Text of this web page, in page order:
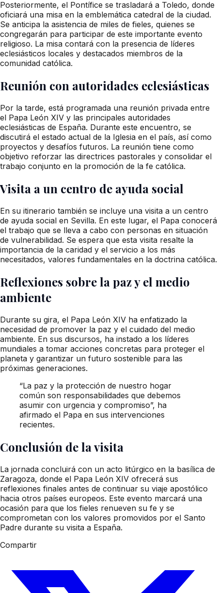
Posteriormente, el Pontífice se trasladará a Toledo, donde
oficiará una misa en la emblemática catedral de la ciudad.
Se anticipa la asistencia de miles de fieles, quienes se
congregarán para participar de este importante evento
religioso. La misa contará con la presencia de líderes
eclesiásticos locales y destacados miembros de la
comunidad católica.
Reunión con autoridades eclesiásticas
Por la tarde, está programada una reunión privada entre
el Papa León XIV y las principales autoridades
eclesiásticas de España. Durante este encuentro, se
discutirá el estado actual de la Iglesia en el país, así como
proyectos y desafíos futuros. La reunión tiene como
objetivo reforzar las directrices pastorales y consolidar el
trabajo conjunto en la promoción de la fe católica.
Visita a un centro de ayuda social
En su itinerario también se incluye una visita a un centro
de ayuda social en Sevilla. En este lugar, el Papa conocerá
el trabajo que se lleva a cabo con personas en situación
de vulnerabilidad. Se espera que esta visita resalte la
importancia de la caridad y el servicio a los más
necesitados, valores fundamentales en la doctrina católica.
Reflexiones sobre la paz y el medio
ambiente
Durante su gira, el Papa León XIV ha enfatizado la
necesidad de promover la paz y el cuidado del medio
ambiente. En sus discursos, ha instado a los líderes
mundiales a tomar acciones concretas para proteger el
planeta y garantizar un futuro sostenible para las
próximas generaciones.
“La paz y la protección de nuestro hogar
común son responsabilidades que debemos
asumir con urgencia y compromiso”, ha
afirmado el Papa en sus intervenciones
recientes.
Conclusión de la visita
La jornada concluirá con un acto litúrgico en la basílica de
Zaragoza, donde el Papa León XIV ofrecerá sus
reflexiones finales antes de continuar su viaje apostólico
hacia otros países europeos. Este evento marcará una
ocasión para que los fieles renueven su fe y se
comprometan con los valores promovidos por el Santo
Padre durante su visita a España.
Compartir